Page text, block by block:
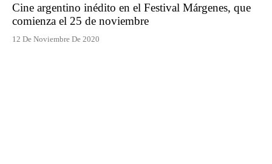
Cine argentino inédito en el Festival Márgenes, que
comienza el 25 de noviembre
12 De Noviembre De 2020